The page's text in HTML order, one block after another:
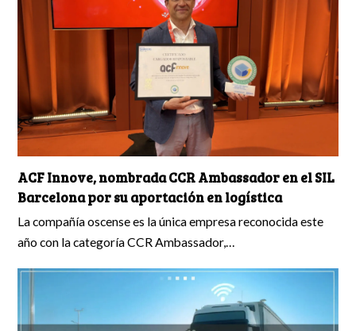
ACF Innove, nombrada CCR Ambassador en el SIL
Barcelona por su aportación en logística
La compañía oscense es la única empresa reconocida este
año con la categoría CCR Ambassador,…